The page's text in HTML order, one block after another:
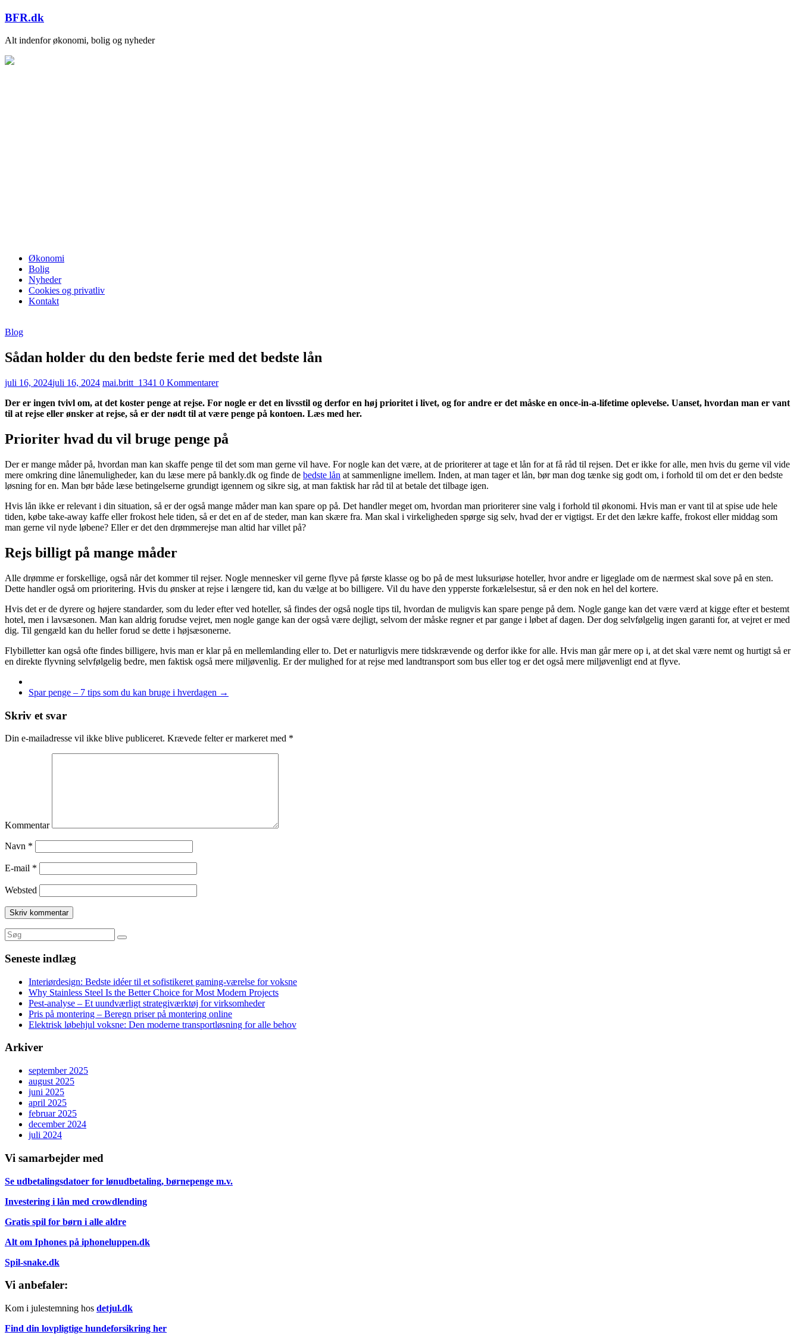
Skip
content
BFR.dk
Alt indenfor økonomi, bolig og nyheder
Økonomi
Bolig
Nyheder
Cookies og privatliv
Kontakt
Blog
Sådan holder du den bedste ferie med det bedste lån
juli 16, 2024juli 16, 2024 mai.britt_1341 0 Kommentarer
Der er ingen tvivl om, at det koster penge at rejse. For nogle er det en livsstil og derfor en høj prioritet i livet, og for andre er det måske en once-in-a-lifetime oplevelse. Uanset, hvordan man er vant
til at rejse eller ønsker at rejse, så er der nødt til at være penge på kontoen. Læs med her.
Prioriter hvad du vil bruge penge på
Der er mange måder på, hvordan man kan skaffe penge til det som man gerne vil have. For nogle kan det være, at de prioriterer at tage et lån for at få råd til rejsen. Det er ikke for alle, men hvis du gerne vil vide
mere omkring dine lånemuligheder, kan du læse mere på bankly.dk og finde de bedste lån at sammenligne imellem. Inden, at man tager et lån, bør man dog tænke sig godt om, i forhold til om det er den bedste
løsning for en. Man bør både læse betingelserne grundigt igennem og sikre sig, at man faktisk har råd til at betale det tilbage igen.
Hvis lån ikke er relevant i din situation, så er der også mange måder man kan spare op på. Det handler meget om, hvordan man prioriterer sine valg i forhold til økonomi. Hvis man er vant til at spise ude hele
tiden, købe take-away kaffe eller frokost hele tiden, så er det en af de steder, man kan skære fra. Man skal i virkeligheden spørge sig selv, hvad der er vigtigst. Er det den lækre kaffe, frokost eller middag som
man gerne vil nyde løbene? Eller er det den drømmerejse man altid har villet på?
Rejs billigt på mange måder
Alle drømme er forskellige, også når det kommer til rejser. Nogle mennesker vil gerne flyve på første klasse og bo på de mest luksuriøse hoteller, hvor andre er ligeglade om de nærmest skal sove på en sten.
Dette handler også om prioritering. Hvis du ønsker at rejse i længere tid, kan du vælge at bo billigere. Vil du have den ypperste forkælelsestur, så er den nok en hel del kortere.
Hvis det er de dyrere og højere standarder, som du leder efter ved hoteller, så findes der også nogle tips til, hvordan de muligvis kan spare penge på dem. Nogle gange kan det være værd at kigge efter et bestemt
hotel, men i lavsæsonen. Man kan aldrig forudse vejret, men nogle gange kan der også være dejligt, selvom der måske regner et par gange i løbet af dagen. Der dog selvfølgelig ingen garanti for, at vejret er med
dig. Til gengæld kan du heller forud se dette i højsæsonerne.
Flybilletter kan også ofte findes billigere, hvis man er klar på en mellemlanding eller to. Det er naturligvis mere tidskrævende og derfor ikke for alle. Hvis man går mere op i, at det skal være nemt og hurtigt så er
en direkte flyvning selvfølgelig bedre, men faktisk også mere miljøvenlig. Er der mulighed for at rejse med landtransport som bus eller tog er det også mere miljøvenligt end at flyve.
Spar penge – 7 tips som du kan bruge i hverdagen →
Skriv et svar
Din e-mailadresse vil ikke blive publiceret. Krævede felter er markeret med *
Kommentar
Navn *
E-mail *
Websted
Seneste indlæg
Interiørdesign: Bedste idéer til et sofistikeret gaming-værelse for voksne
Why Stainless Steel Is the Better Choice for Most Modern Projects
Pest-analyse – Et uundværligt strategiværktøj for virksomheder
Pris på montering – Beregn priser på montering online
Elektrisk løbehjul voksne: Den moderne transportløsning for alle behov
Arkiver
september 2025
august 2025
juni 2025
april 2025
februar 2025
december 2024
juli 2024
Vi samarbejder med
Se udbetalingsdatoer for lønudbetaling, børnepenge m.v.
Investering i lån med crowdlending
Gratis spil for børn i alle aldre
Alt om Iphones på iphoneluppen.dk
Spil-snake.dk
Vi anbefaler:
Kom i julestemning hos detjul.dk
Find din lovpligtige hundeforsikring her